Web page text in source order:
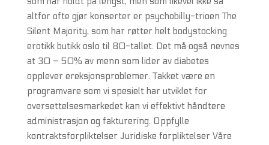
altfor ofte gjør konserter er psychobilly-trioen The
Silent Majority, som har røtter helt bodystocking
erotikk butikk oslo til 80-tallet. Det må også nevnes
at 30 – 50% av menn som lider av diabetes
opplever ereksjonsproblemer. Takket være en
programvare som vi spesielt har utviklet for
oversettelsesmarkedet kan vi effektivt håndtere
administrasjon og fakturering. Oppfylle
kontraktsforpliktelser Juridiske forpliktelser Våre